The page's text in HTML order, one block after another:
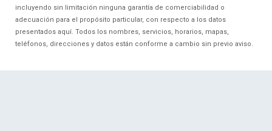
incluyendo sin limitación ninguna garantía de comerciabilidad o
adecuación para el propósito particular, con respecto a los datos
presentados aquí. Todos los nombres, servicios, horarios, mapas,
teléfonos, direcciones y datos están conforme a cambio sin previo aviso.